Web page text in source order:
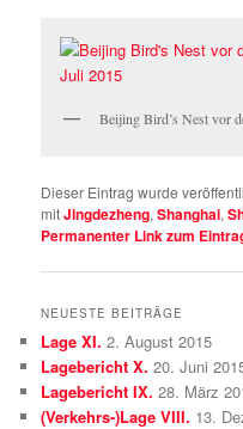
Beijing Bird’s Nest vor
Dieser Eintrag wurde
mitJingdezheng,Shanghai,
Permanenter Link zum
NEUESTE BEITRÄGE
Lage XI. 2. August 2015
Lagebericht X. 20. Juni
Lagebericht IX. 28. März
(Verkehrs-)Lage VIII. 13.